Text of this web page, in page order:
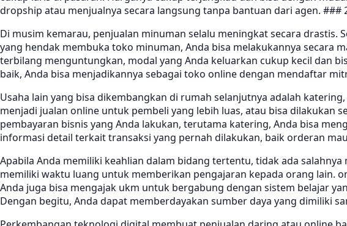
dropship atau menjualnya secara langsung tanpa bantuan dari agen. ###
Di musim kemarau, penjualan minuman selalu meningkat secara
yang hendak membuka toko minuman, Anda bisa melakukannya
terbilang menguntungkan, modal yang Anda keluarkan cukup kecil dan
baik, Anda bisa menjadikannya sebagai toko online dengan mendaftar
Usaha lain yang bisa dikembangkan di rumah selanjutnya adalah
menjadi jualan online untuk pembeli yang lebih luas, atau bisa dilakukan
pembayaran bisnis yang Anda lakukan, terutama katering, Anda bisa
informasi detail terkait transaksi yang pernah dilakukan, baik orderan
Apabila Anda memiliki keahlian dalam bidang tertentu, tidak ada
memiliki waktu luang untuk memberikan pengajaran kepada orang lain.
Anda juga bisa mengajak ukm untuk bergabung dengan sistem belajar
Dengan begitu, Anda dapat memberdayakan sumber daya yang dimiliki